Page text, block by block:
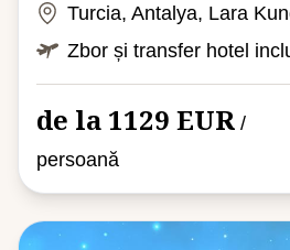
Turcia, Antalya, Lara
Zbor și transfer hotel
de la 1129 EUR /
persoană